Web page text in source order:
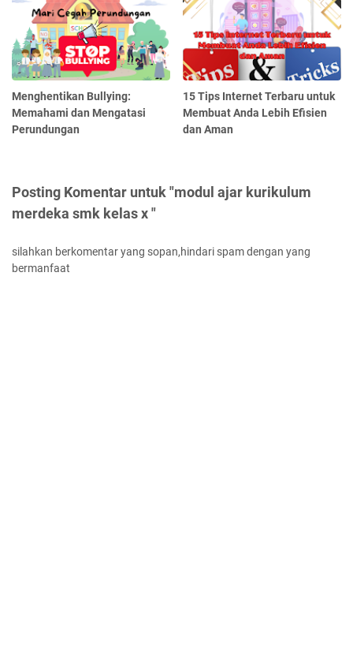
Menghentikan Bullying:
Memahami dan Mengatasi
Perundungan
15 Tips Internet Terbaru untuk
Membuat Anda Lebih Efisien
dan Aman
Posting Komentar untuk "modul ajar kurikulum
merdeka smk kelas x "
silahkan berkomentar yang sopan,hindari spam dengan yang
bermanfaat